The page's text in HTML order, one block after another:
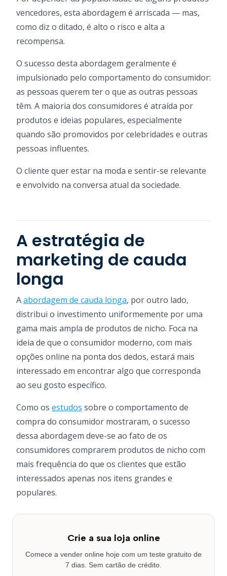
vencedores, esta abordagem é arriscada — mas,
como diz o ditado, é alto o risco e alta a
recompensa.
O sucesso desta abordagem geralmente é
impulsionado pelo comportamento do consumidor:
as pessoas querem ter o que as outras pessoas
têm. A maioria dos consumidores é atraída por
produtos e ideias populares, especialmente
quando são promovidos por celebridades e outras
pessoas influentes.
O cliente quer estar na moda e sentir-se relevante
e envolvido na conversa atual da sociedade.
A estratégia de
marketing de cauda
longa
Aabordagem de cauda longa, por outro lado,
distribui o investimento uniformemente por uma
gama mais ampla de produtos de nicho. Foca na
ideia de que o consumidor moderno, com mais
opções online na ponta dos dedos, estará mais
interessado em encontrar algo que corresponda
ao seu gosto específico.
Como os estudos sobre o comportamento de
compra do consumidor mostraram, o sucesso
dessa abordagem deve-se ao fato de os
consumidores comprarem produtos de nicho com
mais frequência do que os clientes que estão
interessados apenas nos itens grandes e
populares.
Crie a sua loja online
Comece a vender online hoje com um teste gratuito de
7 dias. Sem cartão de crédito.